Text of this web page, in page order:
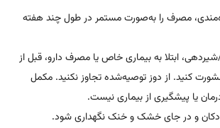
مصرف را به‌صورت مستمر در طول چند هفته
ابتلا به بیماری خاص یا مصرف دارو، قبل از
کنید. از دوز توصیه‌شده تجاوز نکنید. مکمل
یا پیشگیری از بیماری نیست.
و در جای خشک و خنک نگهداری شود.